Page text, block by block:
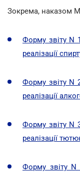
Зокрема, наказом
Форму звіту N
реалізації
Форму звіту N
реалізації
Форму звіту N
реалізації
Форму звіту N